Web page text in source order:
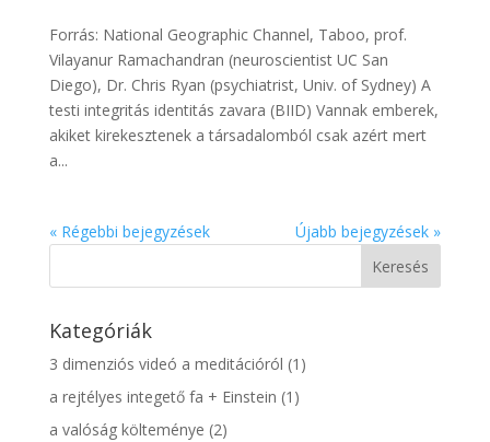
Forrás: National Geographic Channel, Taboo, prof.
Vilayanur Ramachandran (neuroscientist UC San
Diego), Dr. Chris Ryan (psychiatrist, Univ. of Sydney) A
testi integritás identitás zavara (BIID) Vannak emberek,
akiket kirekesztenek a társadalomból csak azért mert
a...
« Régebbi bejegyzések Újabb bejegyzések »
Kategóriák
3 dimenziós videó a meditációról (1)
a rejtélyes integető fa + Einstein (1)
a valóság költeménye (2)